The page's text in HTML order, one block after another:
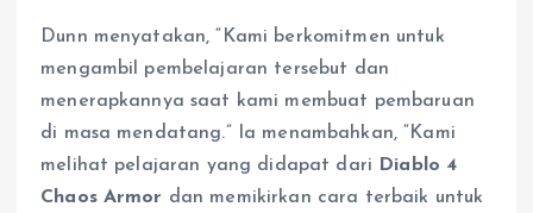
Dunn menyatakan, “Kami berkomitmen untuk
mengambil pembelajaran tersebut dan
menerapkannya saat kami membuat pembaruan
di masa mendatang.” Ia menambahkan, “Kami
melihat pelajaran yang didapat dari Diablo 4
Chaos Armor dan memikirkan cara terbaik untuk